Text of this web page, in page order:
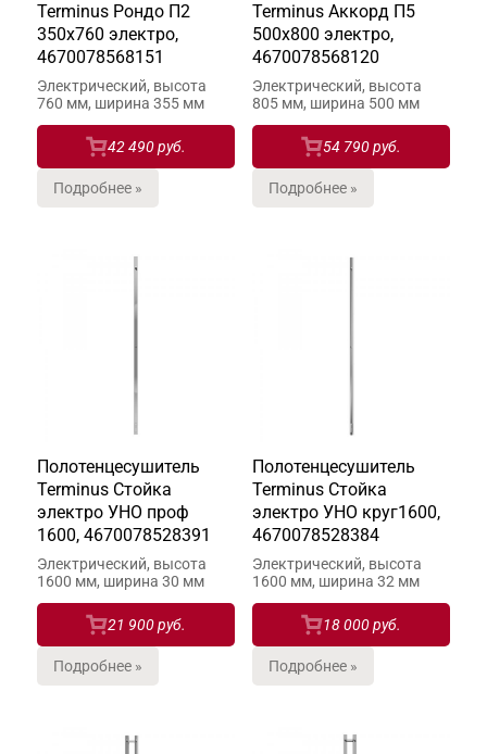
Terminus Рондо П2
350х760 электро,
4670078568151
Электрический, высота
760 мм, ширина 355 мм
42 490 руб.
Подробнее »
Terminus Аккорд П5
500х800 электро,
4670078568120
Электрический, высота
805 мм, ширина 500 мм
54 790 руб.
Подробнее »
Полотенцесушитель
Terminus Стойка
электро УНО проф
1600, 4670078528391
Электрический, высота
1600 мм, ширина 30 мм
21 900 руб.
Подробнее »
Полотенцесушитель
Terminus Стойка
электро УНО круг1600,
4670078528384
Электрический, высота
1600 мм, ширина 32 мм
18 000 руб.
Подробнее »